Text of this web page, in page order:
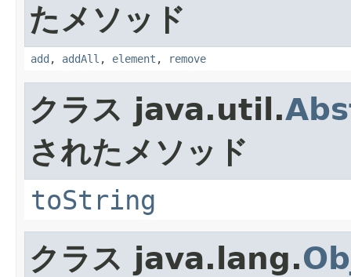
たメソッド
add , addAll , element , remove
クラス java.util.
されたメソッド
toString
クラス java.lang.